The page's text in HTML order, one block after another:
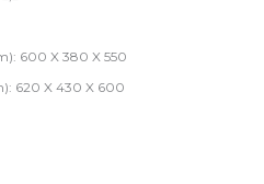
600 X 380 X 550
620 X 430 X 600